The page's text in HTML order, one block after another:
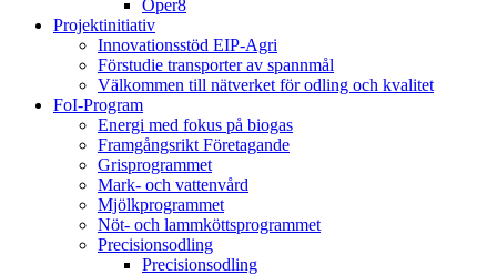
Oper8
Projektinitiativ
Innovationsstöd EIP-Agri
Förstudie transporter av spannmål
Välkommen till nätverket för odling och kvalitet
FoI-Program
Energi med fokus på biogas
Framgångsrikt Företagande
Grisprogrammet
Mark- och vattenvård
Mjölkprogrammet
Nöt- och lammköttsprogrammet
Precisionsodling
Precisionsodling